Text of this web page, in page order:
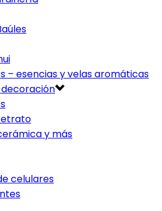
– esencias y velas aromáticas
y más
celulares